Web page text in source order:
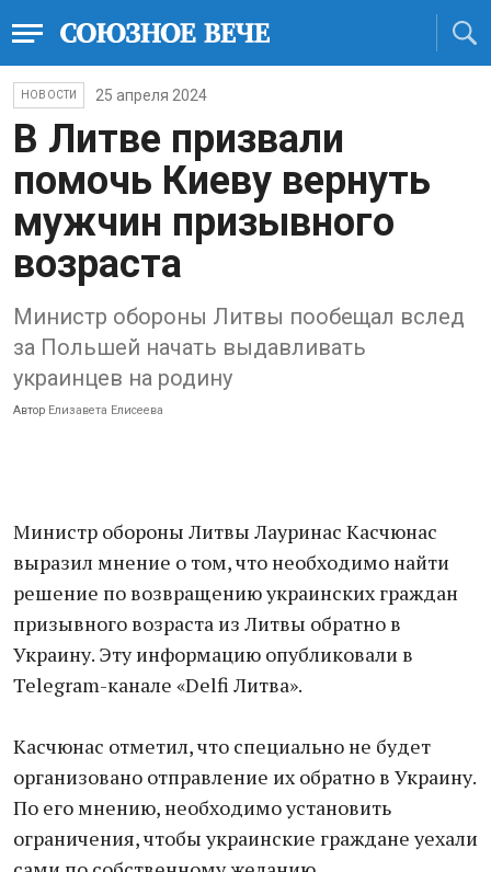
НОВОСТИ 25 апреля 2024
В Литве призвали
помочь Киеву вернуть
мужчин призывного
возраста
Министр обороны Литвы пообещал вслед
за Польшей начать выдавливать
украинцев на родину
Автор Елизавета Елисеева
Министр обороны Литвы Лауринас Касчюнас
выразил мнение о том, что необходимо найти
решение по возвращению украинских граждан
призывного возраста из Литвы обратно в
Украину. Эту информацию опубликовали в
Telegram-канале «Delfi Литва».
Касчюнас отметил, что специально не будет
организовано отправление их обратно в Украину.
По его мнению, необходимо установить
ограничения, чтобы украинские граждане уехали